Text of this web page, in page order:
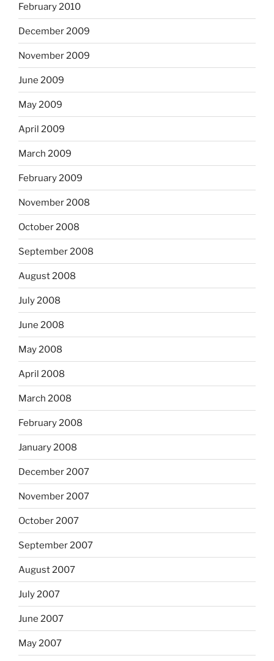
February 2010
December 2009
November 2009
June 2009
May 2009
April 2009
March 2009
February 2009
November 2008
October 2008
September 2008
August 2008
July 2008
June 2008
May 2008
April 2008
March 2008
February 2008
January 2008
December 2007
November 2007
October 2007
September 2007
August 2007
July 2007
June 2007
May 2007